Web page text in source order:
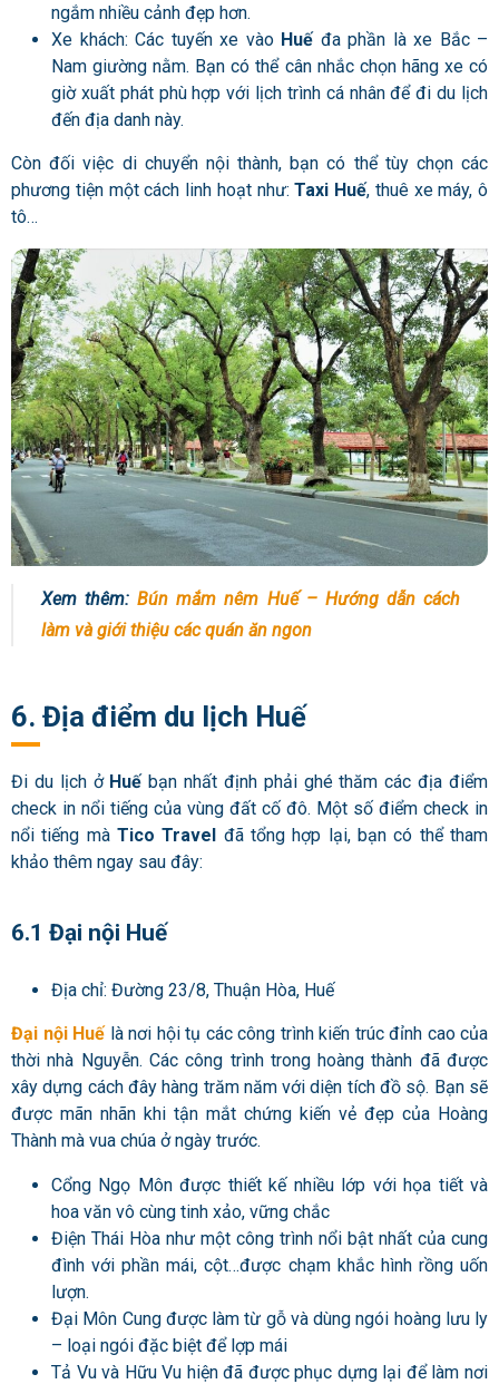
ngắm nhiều cảnh đẹp hơn.
Xe khách: Các tuyến xe vào Huếđa phần là xe Bắc –
Nam giường nằm. Bạn có thể cân nhắc chọn hãng xe có
giờ xuất phát phù hợp với lịch trình cá nhân để đi du lịch
đến địa danh này.
Còn đối việc di chuyển nội thành, bạn có thể tùy chọn các
phương tiện một cách linh hoạt như:Taxi Huế, thuê xe máy, ô
tô…
Xem thêm:Bún mắm nêm Huế – Hướng dẫn cách
làm và giới thiệu các quán ăn ngon
6. Địa điểm du lịch Huế
Đi du lịch ở Huếbạn nhất định phải ghé thăm các địa điểm
check in nổi tiếng của vùng đất cố đô. Một số điểm check in
nổi tiếng mà Tico Travel đã tổng hợp lại, bạn có thể tham
khảo thêm ngay sau đây:
6.1 Đại nội Huế
Địa chỉ: Đường 23/8, Thuận Hòa, Huế
Đại nội Huếlà nơi hội tụ các công trình kiến trúc đỉnh cao của
thời nhà Nguyễn. Các công trình trong hoàng thành đã được
xây dựng cách đây hàng trăm năm với diện tích đồ sộ. Bạn sẽ
được mãn nhãn khi tận mắt chứng kiến vẻ đẹp của Hoàng
Thành mà vua chúa ở ngày trước.
Cổng Ngọ Môn được thiết kế nhiều lớp với họa tiết và
hoa văn vô cùng tinh xảo, vững chắc
Điện Thái Hòa như một công trình nổi bật nhất của cung
đình với phần mái, cột…được chạm khắc hình rồng uốn
lượn.
Đại Môn Cung được làm từ gỗ và dùng ngói hoàng lưu ly
– loại ngói đặc biệt để lợp mái
Tả Vu và Hữu Vu hiện đã được phục dựng lại để làm nơi